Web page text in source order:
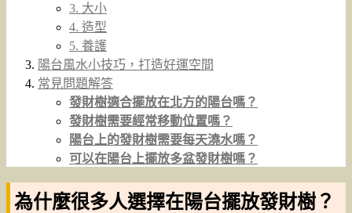
3. 大小
4. 造型
5. 養護
陽台風水小技巧，打造好運空間
常見問題解答
發財樹適合擺放在北方的陽台嗎？
發財樹需要經常移動位置嗎？
陽台上的發財樹需要每天澆水嗎？
可以在陽台上擺放多盆發財樹嗎？
為什麼很多人選擇在陽台擺放發財樹？